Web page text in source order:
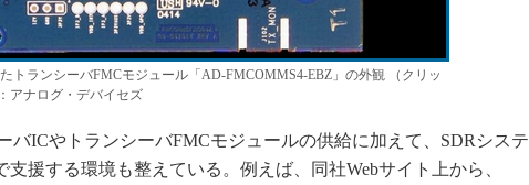
トランシーバFMCモジュール「AD-FMCOMMS4-EBZ」の外観 （クリッ
アナログ・デバイセズ
ICやトランシーバFMCモジュールの供給に加えて、SDRシステ
支援する環境も整えている。例えば、同社Webサイト上から、